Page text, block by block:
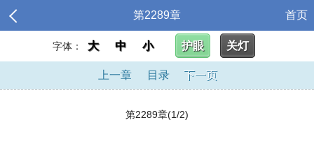
第2289章 首页
字体： 大 中 小 护眼 关灯
上一章 目录 下一页
第2289章(1/2)